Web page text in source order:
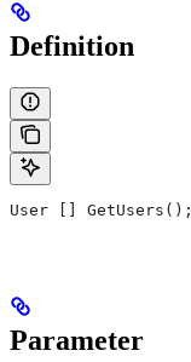
Definition
User [] GetUsers();
Parameter